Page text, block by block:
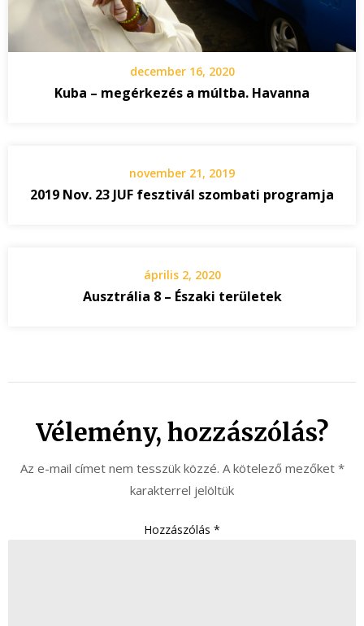
december 16, 2020
Kuba – megérkezés a múltba. Havanna
november 21, 2019
2019 Nov. 23 JUF fesztivál szombati programja
április 2, 2020
Ausztrália 8 – Északi területek
Vélemény, hozzászólás?
Az e-mail címet nem tesszük közzé. A kötelező mezőket *
karakterrel jelöltük
Hozzászólás *